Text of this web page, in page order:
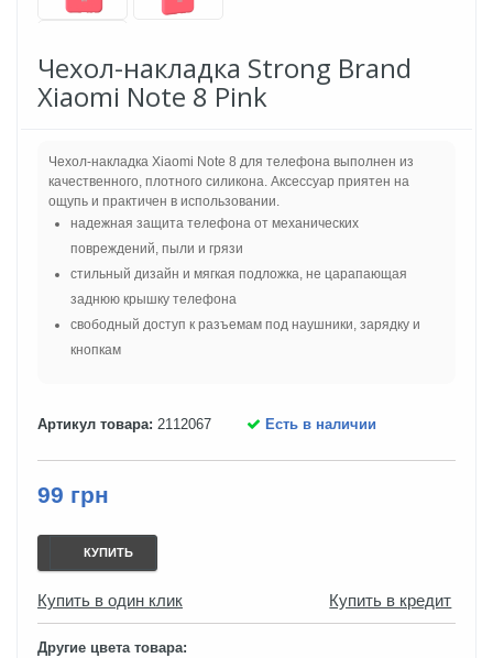
Чехол-накладка Strong Brand
Xiaomi Note 8 Pink
Чехол-накладка Xiaomi Note 8 для телефона выполнен из
качественного, плотного силикона. Аксессуар приятен на
ощупь и практичен в использовании.
надежная защита телефона от механических
повреждений, пыли и грязи
стильный дизайн и мягкая подложка, не царапающая
заднюю крышку телефона
свободный доступ к разъемам под наушники, зарядку и
кнопкам
Артикул товара: 2112067 Есть в наличии
99 грн
КУПИТЬ
Купить в один клик Купить в кредит
Другие цвета товара: